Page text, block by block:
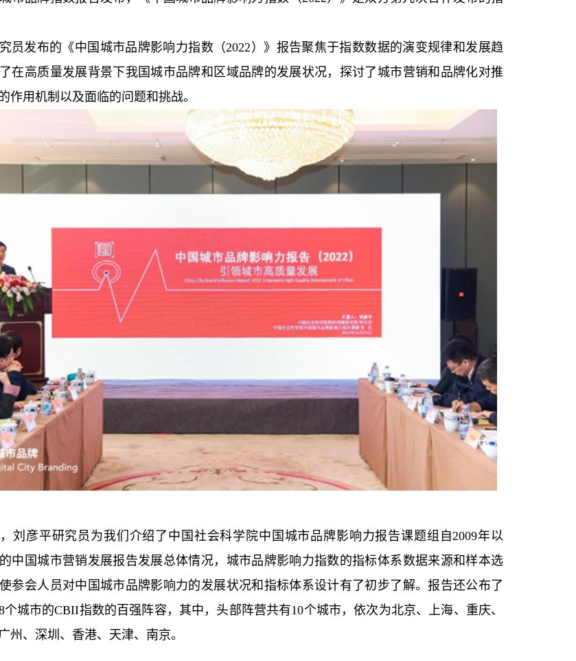
员发布的《中国城市品牌影响力指数（2022）》报告聚焦于指数数据的演变规律和发展趋
在高质量发展背景下我国城市品牌和区域品牌的发展状况，探讨了城市营销和品牌化对推
作用机制以及面临的问题和挑战。
刘彦平研究员为我们介绍了中国社会科学院中国城市品牌影响力报告课题组自2009年以
中国城市营销发展报告发展总体情况，城市品牌影响力指数的指标体系数据来源和样本选
参会人员对中国城市品牌影响力的发展状况和指标体系设计有了初步了解。报告还公布了
个城市的CBII指数的百强阵容，其中，头部阵营共有10个城市，依次为北京、上海、重庆、
州、深圳、香港、天津、南京。